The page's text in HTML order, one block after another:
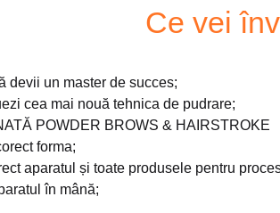
Ce vei
devii un master de succes;
cea mai nouă tehnica de pudrare;
POWDER BROWS & HAIRSTROKE
forma;
aparatul și toate produsele pentru
în mână;